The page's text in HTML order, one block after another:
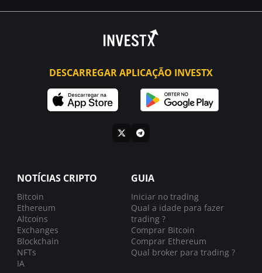
DESCARREGAR APLICAÇÃO INVESTX
NOTÍCIAS CRIPTO
Bitcoin
Ethereum
Altcoins
Exchanges
Blockchain
NFTs
IA
GUIA
Iniciar no trading
Qual a idade para fazer
trading ?
Comprar Bitcoin
Comprar Ethereum
Qual broker para trading ?